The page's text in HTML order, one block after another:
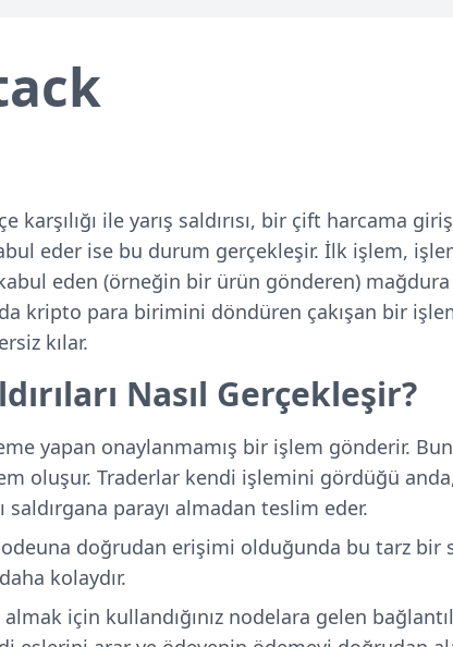
karşılığı ile yarış saldırısı, bir çift harcama
eder ise bu durum gerçekleşir. İlk işlem,
eden (örneğin bir ürün gönderen) mağdura
kripto para birimini döndüren çakışan bir
kılar.
Nasıl Gerçekleşir?
yapan onaylanmamış bir işlem gönderir.
oluşur. Traderlar kendi işlemini gördüğü anda,
saldırgana parayı almadan teslim eder.
doğrudan erişimi olduğunda bu tarz bir
kolaydır.
için kullandığınız nodelara gelen